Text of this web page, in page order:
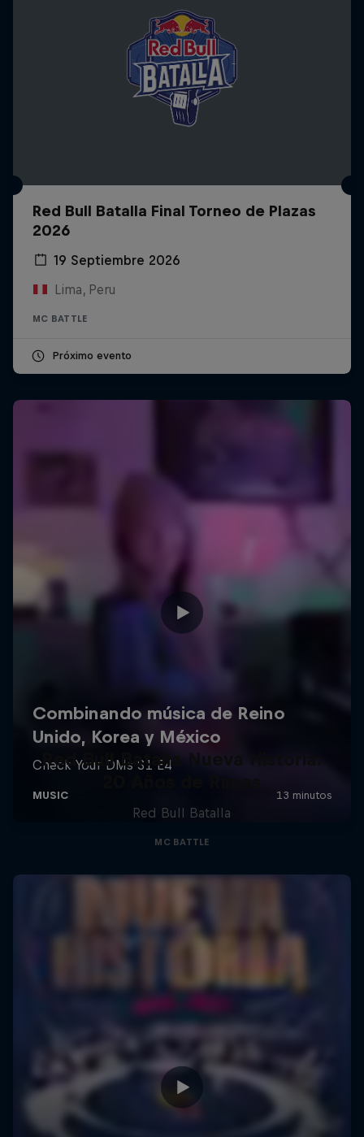
Red Bull Batalla Final Torneo de Plazas
2026
19 Septiembre 2026
Lima, Peru
MC BATTLE
Próximo evento
Red Bull Batalla Nueva Historia:
Red Bull Batalla
MC BATTLE